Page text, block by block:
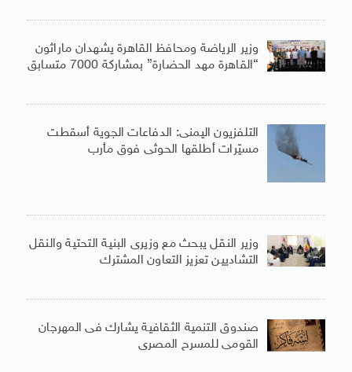
وزير الرياضة ومحافظ القاهرة يشهدان ماراثون
“القاهرة مهد الحضارة” بمشاركة 7000 متسابق
التلفزيون اليمنى: الدفاعات الجوية أسقطت
مسيّرات أطلقها الحوثى فوق مأرب
وزير النقل يبحث مع وزيرى البنية التحتية والنقل
التشاديين تعزيز التعاون المشترك
صندوق التنمية الثقافية يشارك فى المهرجان
القومى للمسرح المصرى